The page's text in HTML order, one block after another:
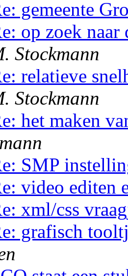
gemeente
op zoek
Stockmann
relatieve
Stockmann
het maken
SMP
video editen
xml/css
grafisch